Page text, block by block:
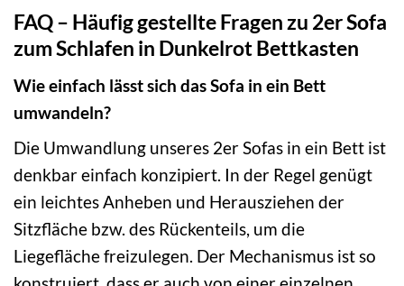
FAQ – Häufig gestellte Fragen zu 2er Sofa
zum Schlafen in Dunkelrot Bettkasten
Wie einfach lässt sich das Sofa in ein Bett
umwandeln?
Die Umwandlung unseres 2er Sofas in ein Bett ist
denkbar einfach konzipiert. In der Regel genügt
ein leichtes Anheben und Herausziehen der
Sitzfläche bzw. des Rückenteils, um die
Liegefläche freizulegen. Der Mechanismus ist so